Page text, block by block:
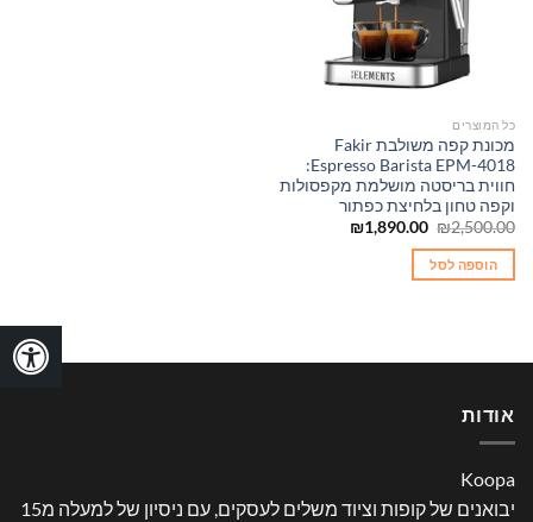
כל המוצרים
מכונת קפה משולבת Fakir
Espresso Barista EPM-4018:
חווית בריסטה מושלמת מקפסולות
וקפה טחון בלחיצת כפתור
₪2,500.00
המחיר
היה:
₪1,890.00
המחיר
הוספה לסל
אודות
Koopa
יבואנים של קופות וציוד משלים לעסקים, עם ניסיון של למעלה מ15